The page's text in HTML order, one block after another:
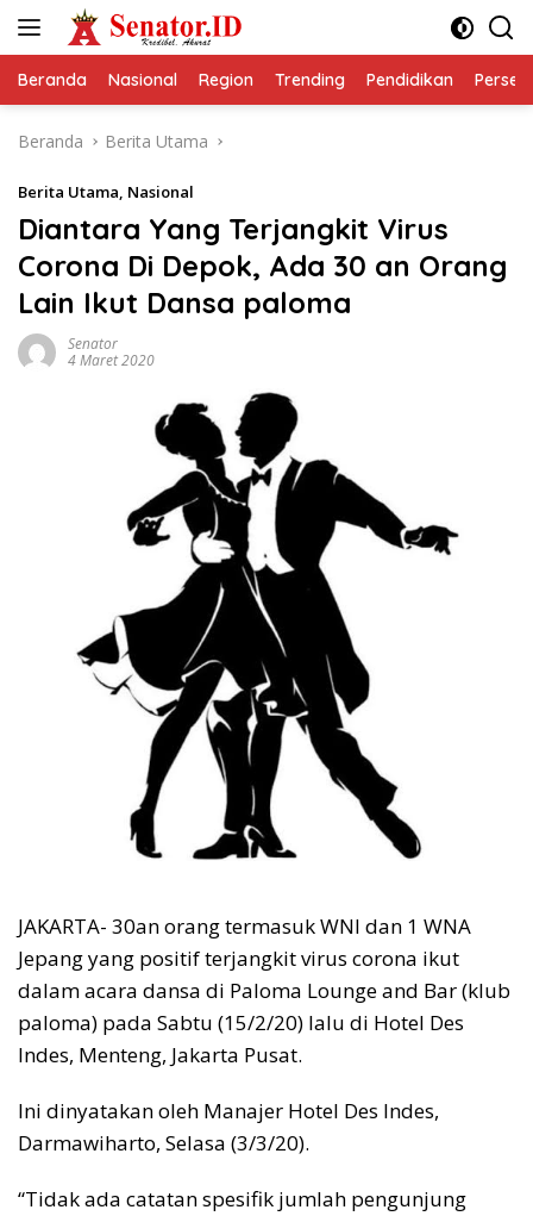
Beranda Nasional Region Trending Pendidikan
Beranda Berita Utama
Berita Utama, Nasional
Diantara Yang Terjangkit Virus
Corona Di Depok, Ada 30 an Orang
Lain Ikut Dansa paloma
Senator
4 Maret 2020
JAKARTA- 30an orang termasuk WNI dan 1 WNA
Jepang yang positif terjangkit virus corona ikut
dalam acara dansa di Paloma Lounge and Bar (klub
paloma) pada Sabtu (15/2/20) lalu di Hotel Des
Indes, Menteng, Jakarta Pusat.
Ini dinyatakan oleh Manajer Hotel Des Indes,
Darmawiharto, Selasa (3/3/20).
“Tidak ada catatan spesifik jumlah pengunjung